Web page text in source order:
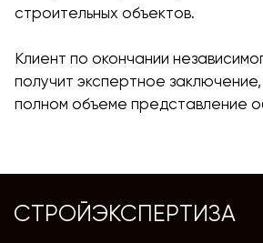
строительных объектов.
Клиент по окончании
получит экспертное
полном объеме представление
СТРОЙЭКСПЕРТИЗА